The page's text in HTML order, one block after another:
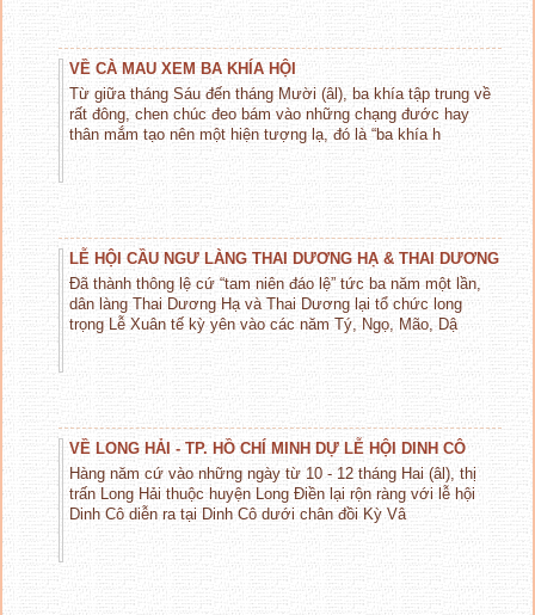
VỀ CÀ MAU XEM BA KHÍA HỘI
Từ giữa tháng Sáu đến tháng Mười (âl), ba khía tập trung về
rất đông, chen chúc đeo bám vào những chạng đước hay
thân mắm tạo nên một hiện tượng lạ, đó là “ba khía h
LỄ HỘI CẦU NGƯ LÀNG THAI DƯƠNG HẠ & THAI DƯƠNG
Đã thành thông lệ cứ “tam niên đáo lệ” tức ba năm một lần,
dân làng Thai Dương Hạ và Thai Dương lại tổ chức long
trọng Lễ Xuân tế kỳ yên vào các năm Tý, Ngọ, Mão, Dậ
VỀ LONG HẢI - TP. HỒ CHÍ MINH DỰ LỄ HỘI DINH CÔ
Hàng năm cứ vào những ngày từ 10 - 12 tháng Hai (âl), thị
trấn Long Hải thuộc huyện Long Điền lại rộn ràng với lễ hội
Dinh Cô diễn ra tại Dinh Cô dưới chân đồi Kỳ Vâ